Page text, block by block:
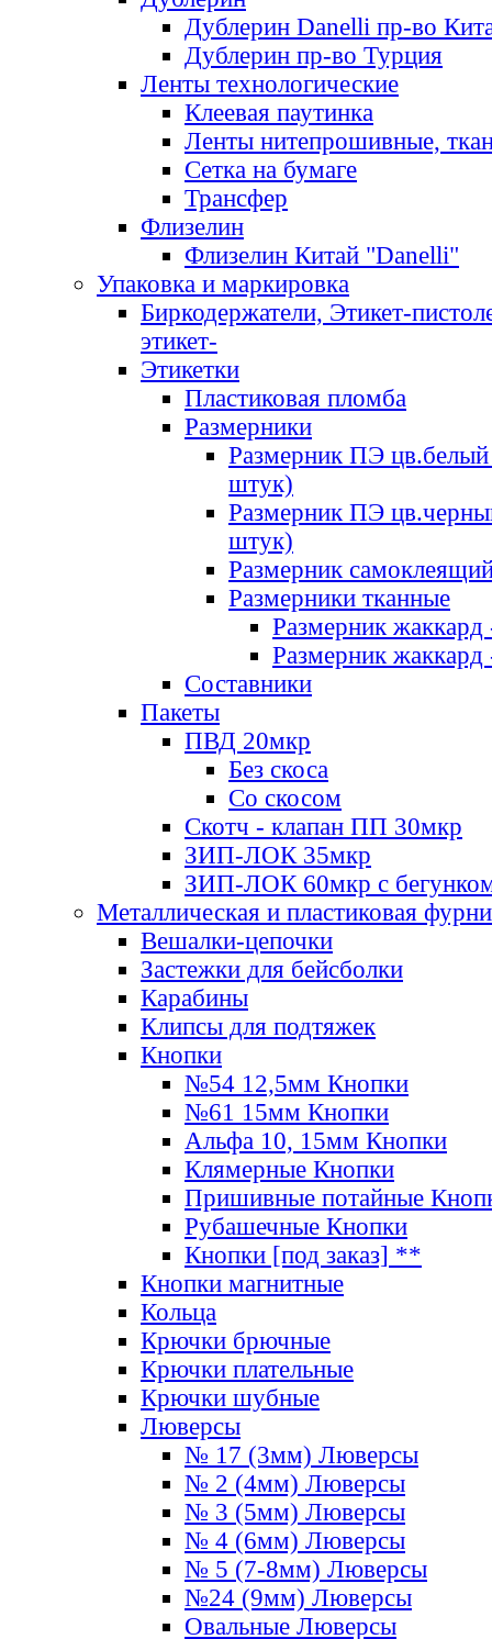
Дублерин Danelli пр-во
Дублерин пр-во Турция
Ленты технологические
Клеевая паутинка
Ленты нитепрошивные,
Сетка на бумаге
Трансфер
Флизелин
Флизелин Китай "Danelli"
Упаковка и маркировка
Биркодержатели, Этикет-
этикет-
Этикетки
Пластиковая пломба
Размерники
Размерник ПЭ цв.белый
штук)
Размерник ПЭ
штук)
Размерник
Размерники тканные
Размерник
Размерник
Составники
Пакеты
ПВД 20мкр
Без скоса
Со скосом
Скотч - клапан ПП 30мкр
ЗИП-ЛОК 35мкр
ЗИП-ЛОК 60мкр с
Металлическая и пластиковая
Вешалки-цепочки
Застежки для бейсболки
Карабины
Клипсы для подтяжек
Кнопки
№54 12,5мм Кнопки
№61 15мм Кнопки
Альфа 10, 15мм Кнопки
Клямерные Кнопки
Пришивные потайные
Рубашечные Кнопки
Кнопки [под заказ] **
Кнопки магнитные
Кольца
Крючки брючные
Крючки плательные
Крючки шубные
Люверсы
№ 17 (3мм) Люверсы
№ 2 (4мм) Люверсы
№ 3 (5мм) Люверсы
№ 4 (6мм) Люверсы
№ 5 (7-8мм) Люверсы
№24 (9мм) Люверсы
Овальные Люверсы